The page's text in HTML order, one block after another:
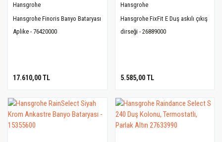
Hansgrohe
Hansgrohe Finoris Banyo Bataryası
Aplike - 76420000
17.610,00 TL
Hansgrohe
Hansgrohe FixFit E Duş askılı çıkış
dirseği - 26889000
5.585,00 TL